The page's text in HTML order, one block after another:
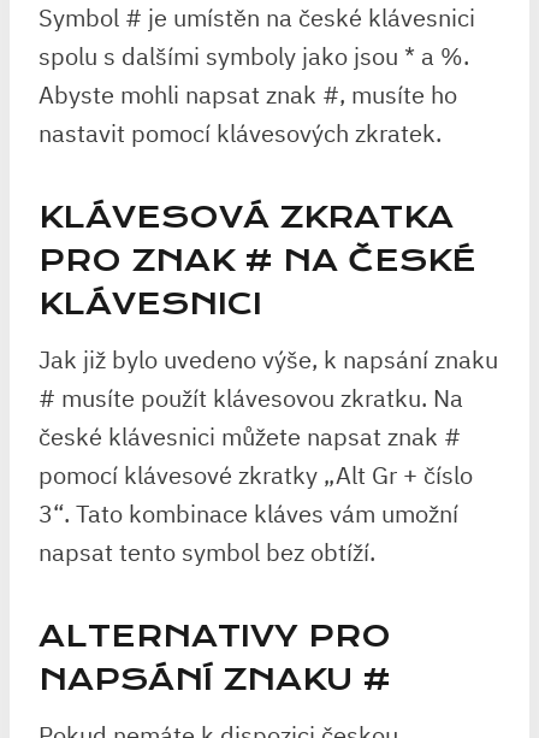
Symbol # je umístěn na české klávesnici
spolu s dalšími symboly jako jsou * a %.
Abyste mohli napsat znak #, musíte ho
nastavit pomocí klávesových zkratek.
KLÁVESOVÁ ZKRATKA
PRO ZNAK # NA ČESKÉ
KLÁVESNICI
Jak již bylo uvedeno výše, k napsání znaku
# musíte použít klávesovou zkratku. Na
české klávesnici můžete napsat znak #
pomocí klávesové zkratky „Alt Gr + číslo
3“. Tato kombinace kláves vám umožní
napsat tento symbol bez obtíží.
ALTERNATIVY PRO
NAPSÁNÍ ZNAKU #